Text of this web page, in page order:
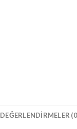
DEĞERLENDIRMELER